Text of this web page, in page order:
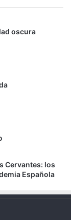
oscura
Cervantes: los
Española